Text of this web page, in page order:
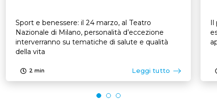
Sport e benessere: il 24 marzo, al Teatro
Nazionale di Milano, personalità d’eccezione
interverranno su tematiche di salute e qualità
della vita
2 min Leggi tutto
Il